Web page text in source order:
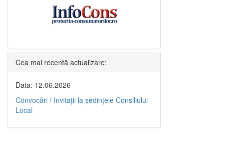
Cea mai recentă actualizare:
Data: 12.06.2026
Convocări / Invitaţii la şedinţele Consiliului
Local